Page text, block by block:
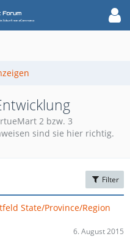
2 bzw. 3
sind sie hier richtig.
Filter
State/Province/Region
6. August 2015